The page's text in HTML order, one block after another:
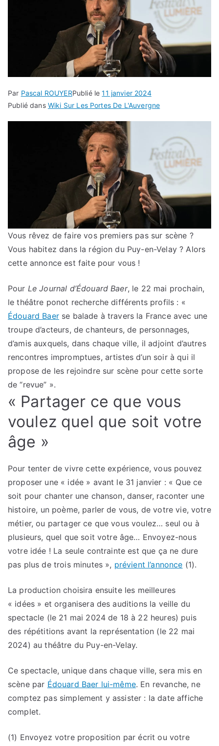
Par Pascal ROUYERPublié le11 janvier 2024
Publié dans Wiki Sur Les Portes De L'Auvergne
Vous rêvez de faire vos premiers pas sur scène ?
Vous habitez dans la région du Puy-en-Velay ? Alors
cette annonce est faite pour vous !
Pour Le Journal d’Édouard Baer, le 22 mai prochain,
le théâtre ponot recherche différents profils : «
Édouard Baerse balade à travers la France avec une
troupe d’acteurs, de chanteurs, de personnages,
d’amis auxquels, dans chaque ville, il adjoint d’autres
rencontres impromptues, artistes d’un soir à qui il
propose de les rejoindre sur scène pour cette sorte
de “revue” ».
« Partager ce que vous
voulez quel que soit votre
âge »
Pour tenter de vivre cette expérience, vous pouvez
proposer une « idée » avant le 31 janvier : « Que ce
soit pour chanter une chanson, danser, raconter une
histoire, un poème, parler de vous, de votre vie, votre
métier, ou partager ce que vous voulez… seul ou à
plusieurs, quel que soit votre âge… Envoyez-nous
votre idée ! La seule contrainte est que ça ne dure
pas plus de trois minutes », prévient l’annonce (1).
La production choisira ensuite les meilleures
« idées » et organisera des auditions la veille du
spectacle (le 21 mai 2024 de 18 à 22 heures) puis
des répétitions avant la représentation (le 22 mai
2024) au théâtre du Puy-en-Velay.
Ce spectacle, unique dans chaque ville, sera mis en
scène par Édouard Baer lui-même. En revanche, ne
comptez pas simplement y assister : la date affiche
complet.
(1) Envoyez votre proposition par écrit ou votre